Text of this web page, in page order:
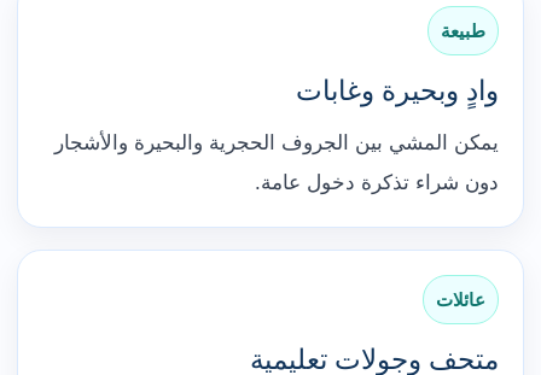
طبيعة
وادٍ وبحيرة وغابات
يمكن المشي بين الجروف الحجرية والبحيرة والأشجار
دون شراء تذكرة دخول عامة.
عائلات
متحف وجولات تعليمية